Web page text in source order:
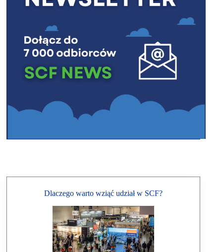
Dlaczego warto wziąć udział w SCF?